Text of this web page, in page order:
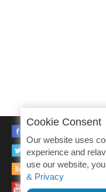
TWITTER
RSS
YOUTUBE
Cookie Consent
Our website uses
experience and
use our website,
& Privacy